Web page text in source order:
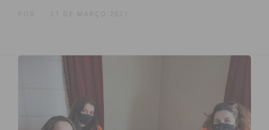
21 DE MARÇO 2021